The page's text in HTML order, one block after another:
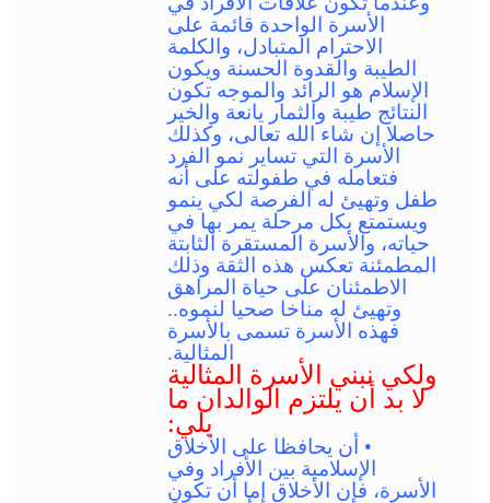
الأسرة الواحدة قائمة على
الاحترام المتبادل، والكلمة
الطيبة والقدوة الحسنة ويكون
الإسلام هو الرائد والموجه تكون
النتائج طيبة والثمار يانعة والخير
حاصلا إن شاء الله تعالى، وكذلك
الأسرة التي تساير نمو الفرد
فتعامله في طفولته على أنه
طفل وتهيئ له الفرصة لكي ينمو
ويستمتع بكل مرحلة يمر بها في
حياته، والأسرة المستقرة الثابتة
المطمئنة تعكس هذه الثقة وذلك
الاطمئنان على حياة المراهق
وتهيئ له مناخا صحيا لنموه..
فهذه الأسرة تسمى بالأسرة
المثالية.
ولكي نبني الأسرة المثالية
لا بد أن يلتزم الوالدان ما
يلي:
• أن يحافظا على الأخلاق
الإسلامية بين الأفراد وفي
الأسرة، فإن الأخلاق إما أن تكون